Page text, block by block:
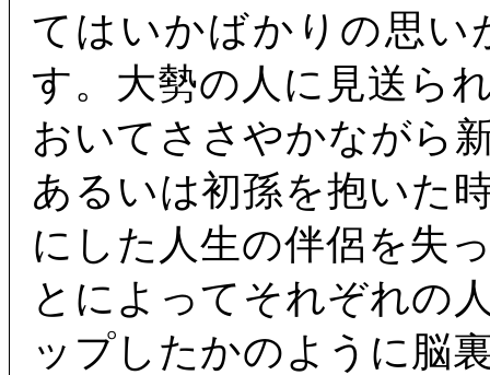
てはいかばかりの思い
す。大勢の人に見送ら
おいてささやかながら
あるいは初孫を抱いた
にした人生の伴侶を失
とによってそれぞれの
ップしたかのように脳